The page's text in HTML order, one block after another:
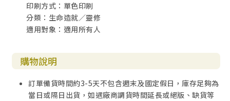
印刷方式：單色印刷
分類：生命造就／靈修
適用對象：適用所有人
購物說明
訂單備貨時間約3-5天不包含週末及國定假日，庫存足夠為
當日或隔日出貨，如遇廠商調貨時間延長或絕版、缺貨等